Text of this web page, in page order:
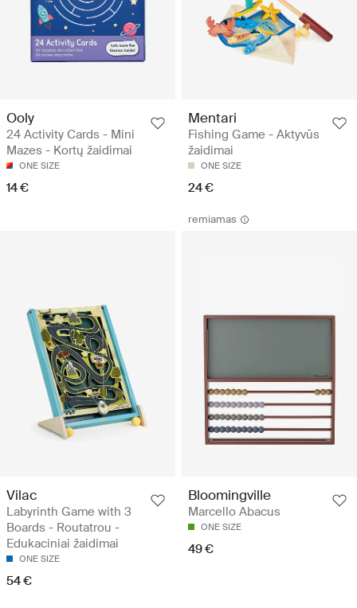
Ooly
24 Activity Cards - Mini
Mazes - Kortų žaidimai
ONE SIZE
14 €
Mentari
Fishing Game - Aktyvūs
žaidimai
ONE SIZE
24 €
Vilac
Labyrinth Game with 3
Boards - Routatrou -
Edukaciniai žaidimai
ONE SIZE
54 €
remiamas
Bloomingville
Marcello Abacus
ONE SIZE
49 €